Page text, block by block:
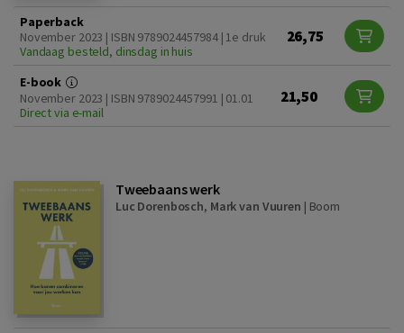
Paperback
November 2023 | ISBN 9789024457984 | 1e druk
Vandaag besteld, dinsdag in huis
26,75
E-book
November 2023 | ISBN 9789024457991 | 01.01
Direct via e-mail
21,50
Tweebaans werk
Luc Dorenbosch, Mark van Vuuren | Boom